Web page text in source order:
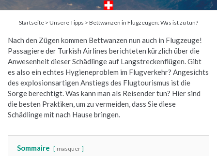
Startseite > Unsere Tipps > Bettwanzen in Flugzeugen: Was ist zu tun?
Nach den Zügen kommen Bettwanzen nun auch in Flugzeuge!
Passagiere der Turkish Airlines berichteten kürzlich über die
Anwesenheit dieser Schädlinge auf Langstreckenflügen. Gibt
es also ein echtes Hygieneproblem im Flugverkehr? Angesichts
des explosionsartigen Anstiegs des Flugtourismus ist die
Sorge berechtigt. Was kann man als Reisender tun? Hier sind
die besten Praktiken, um zu vermeiden, dass Sie diese
Schädlinge mit nach Hause bringen.
Sommaire masquer